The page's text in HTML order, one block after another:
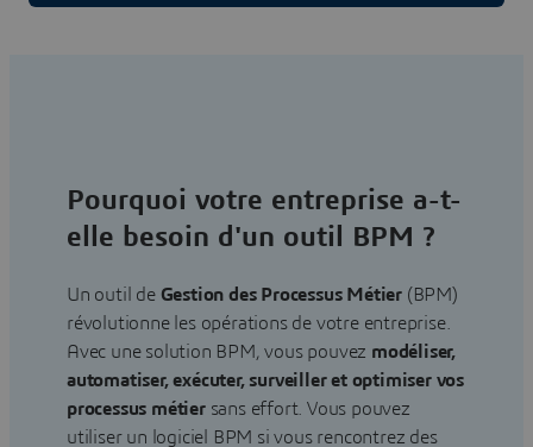
Pourquoi votre entreprise a-t-
elle besoin d'un outil BPM ?
Un outil de Gestion des Processus Métier (BPM)
révolutionne les opérations de votre entreprise.
Avec une solution BPM, vous pouvez modéliser,
automatiser, exécuter, surveiller et optimiser vos
processus métiersans effort. Vous pouvez
utiliser un logiciel BPM si vous rencontrez des